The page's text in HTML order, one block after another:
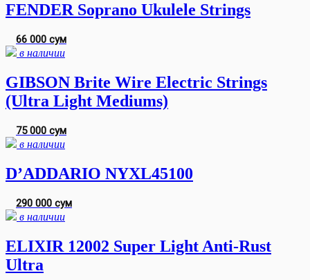
FENDER Soprano Ukulele Strings
66 000 сум
в наличии
GIBSON Brite Wire Electric Strings
(Ultra Light Mediums)
75 000 сум
в наличии
D’ADDARIO NYXL45100
290 000 сум
в наличии
ELIXIR 12002 Super Light Anti-Rust
Ultra